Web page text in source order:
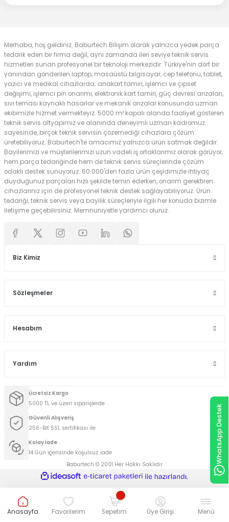
Merhaba, hoş geldiniz. Baburtech Bilişim olarak yalnızca yedek parça
tedarik eden bir firma değil, aynı zamanda ileri seviye teknik servis
hizmetleri sunan profesyonel bir teknoloji merkezidir. Türkiye'nin dört bir
yanından gönderilen laptop, masaüstü bilgisayar, cep telefonu, tablet,
yazıcı ve medikal cihazlarda; anakart tamiri, işlemci ve çipset
değişimi, işlemci pin onarımı, elektronik kart tamiri, güç devresi arızaları,
sıvı teması kaynaklı hasarlar ve mekanik arızalar konusunda uzman
ekibimizle hizmet vermekteyiz. 5000 m² kapalı alanda faaliyet gösteren
teknik servis altyapımız ve alanında deneyimli uzman kadromuz
sayesinde, birçok teknik servisin çözemediği cihazlara çözüm
üretebiliyoruz. Baburtech'te amacımız yalnızca ürün satmak değildir.
Bayilerimizi ve müşterilerimizi uzun vadeli iş ortaklarımız olarak görüyor,
hem parça tedariğinde hem de teknik servis süreçlerinde çözüm
odaklı destek sunuyoruz. 60.000'den fazla ürün çeşidimizle ihtiyaç
duyduğunuz parçaları hızlı şekilde temin ederken, onarım gerektiren
cihazlarınız için de profesyonel teknik destek sağlayabiliyoruz. Ürün
tedariği, teknik servis veya bayilik süreçleriyle ilgili her konuda bizimle
iletişime geçebilirsiniz. Memnuniyetle yardımcı oluruz.
Biz Kimiz
Sözleşmeler
Hesabım
Yardım
Ücretsiz Kargo
5000 TL ve üzeri siparişlerde
Güvenli Alışveriş
256-Bit SSL sertifikası ile
Kolay İade
14 Gün içerisinde koşulsuz iade
Baburtech © 2001 Her Hakkı Saklıdır
WhatsApp Destek
Anasayfa Favorilerim Sepetim Üye Girişi Menü
ideasoft
e-
hazırlandı.